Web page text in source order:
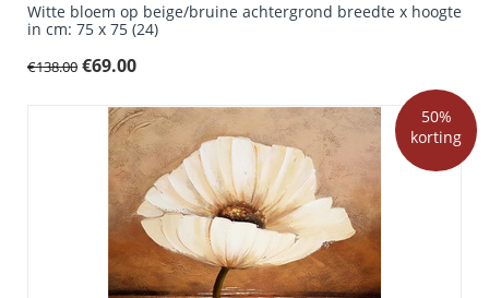
Witte bloem op beige/bruine achtergrond breedte x hoogte
in cm: 75 x 75 (24)
€138.00 €69.00
50%
korting